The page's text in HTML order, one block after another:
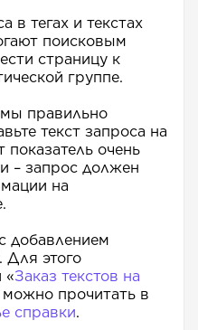
в тегах и текстах
поисковым
страницу к
группе.
правильно
текст запроса на
очень
– запрос должен
на
добавлением
Для этого
«Заказ текстов на
прочитать в
справки.